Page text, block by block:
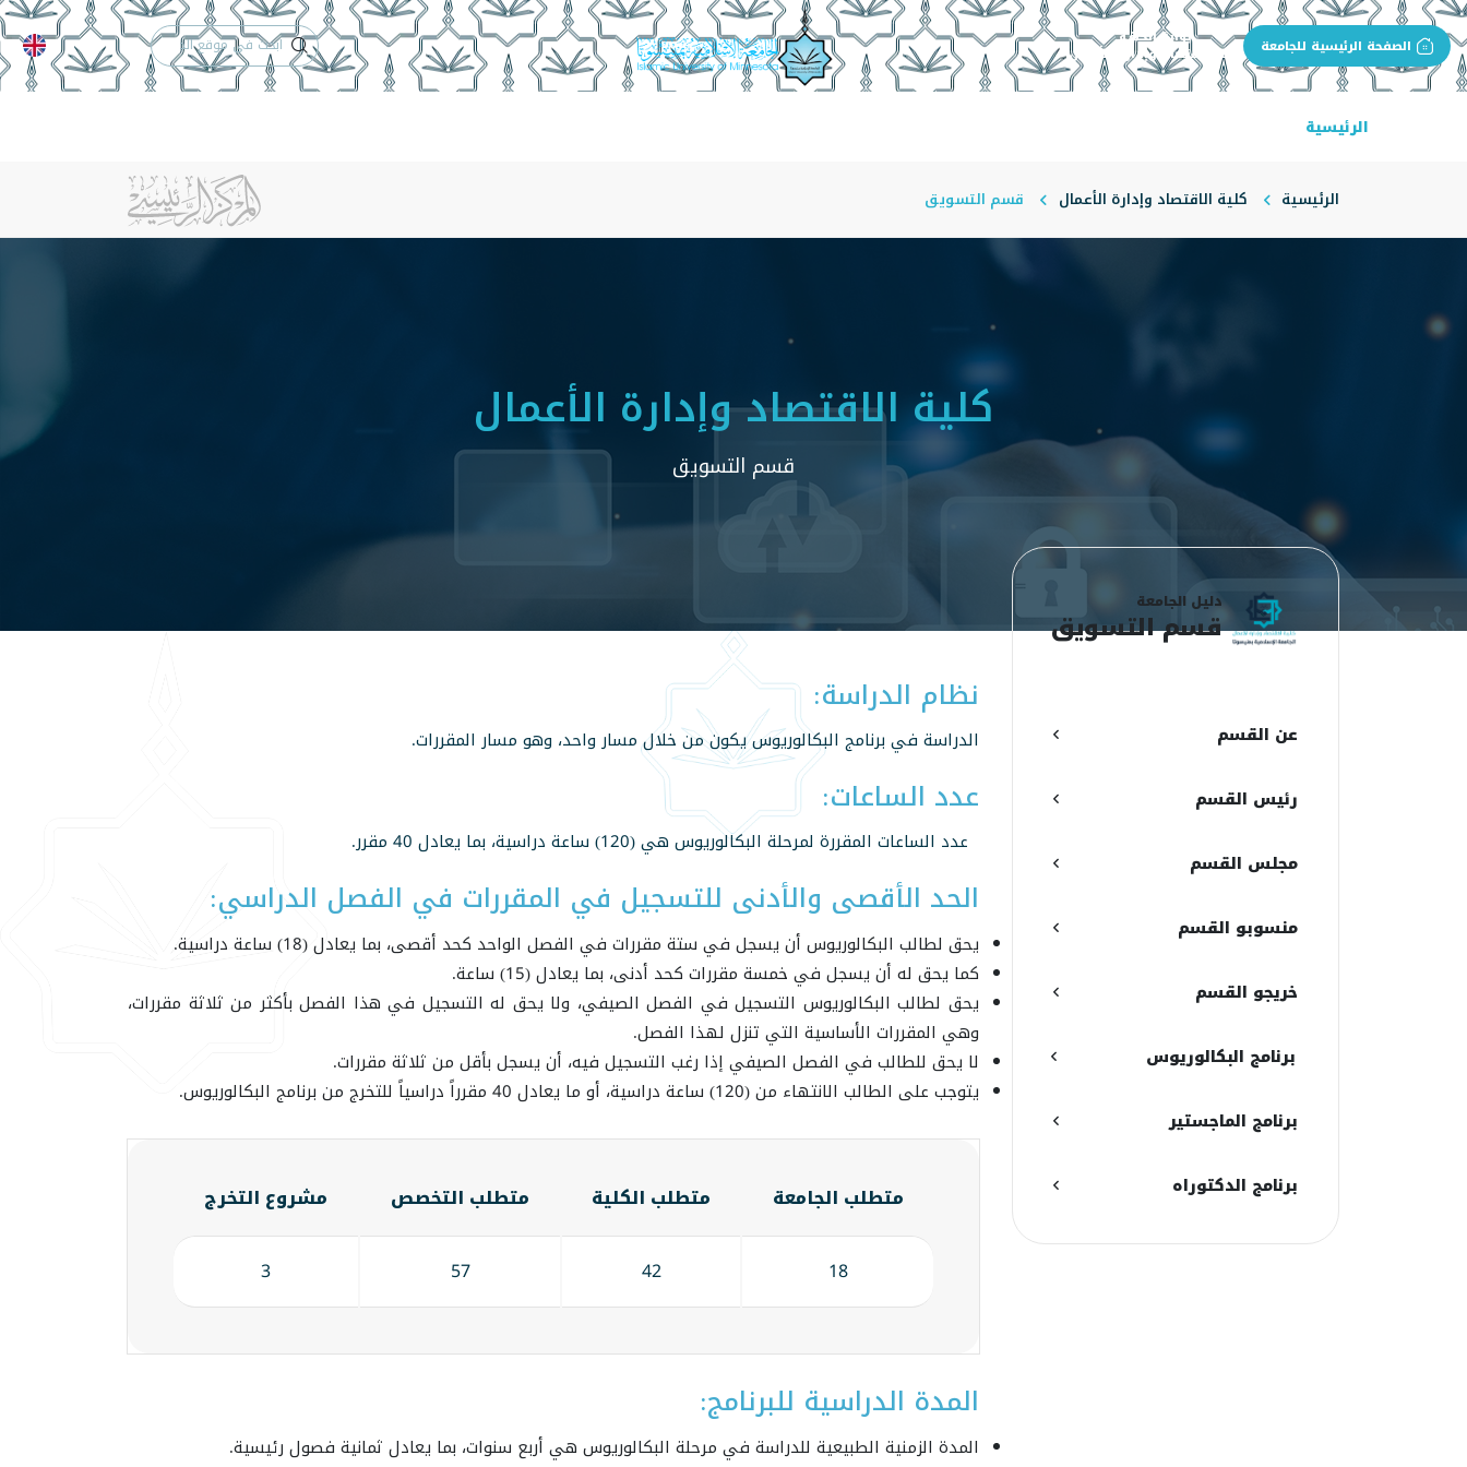
الصفحة الرئيسية للجامعة بوابة الجهة
كلية الاقتصاد وإدارة الأعمال الدعم الفنيالتقويم الجامعي
الرئيسية
الرئيسية كلية الاقتصاد وإدارة الأعمال قسم التسويق
كلية الاقتصاد وإدارة الأعمال
قسم التسويق
دليل الجامعة
قسم التسويق
عن القسم
رئيس القسم
مجلس القسم
منسوبو القسم
خريجو القسم
برنامج البكالوريوس
برنامج الماجستير
برنامج الدكتوراه
نظام الدراسة:
الدراسة في برنامج البكالوريوس يكون من خلال مسار واحد، وهو مسار المقررات.
عدد الساعات:
عدد الساعات المقررة لمرحلة البكالوريوس هي (120) ساعة دراسية، بما يعادل 40 مقرر.
الحد الأقصى والأدنى للتسجيل في المقررات في الفصل الدراسي:
يحق لطالب البكالوريوس أن يسجل في ستة مقررات في الفصل الواحد كحد أقصى، بما يعادل (18) ساعة دراسية.
كما يحق له أن يسجل في خمسة مقررات كحد أدنى، بما يعادل (15) ساعة.
يحق لطالب البكالوريوس التسجيل في الفصل الصيفي، ولا يحق له التسجيل في هذا الفصل بأكثر من ثلاثة مقررات،
وهي المقررات الأساسية التي تنزل لهذا الفصل.
لا يحق للطالب في الفصل الصيفي إذا رغب التسجيل فيه، أن يسجل بأقل من ثلاثة مقررات.
يتوجب على الطالب الانتهاء من (120) ساعة دراسية، أو ما يعادل 40 مقرراً دراسياً للتخرج من برنامج البكالوريوس.
متطلب الجامعة متطلب الكلية متطلب التخصص مشروع التخرج
18
42
57
3
المدة الدراسية للبرنامج:
المدة الزمنية الطبيعية للدراسة في مرحلة البكالوريوس هي أربع سنوات، بما يعادل ثمانية فصول رئيسية.